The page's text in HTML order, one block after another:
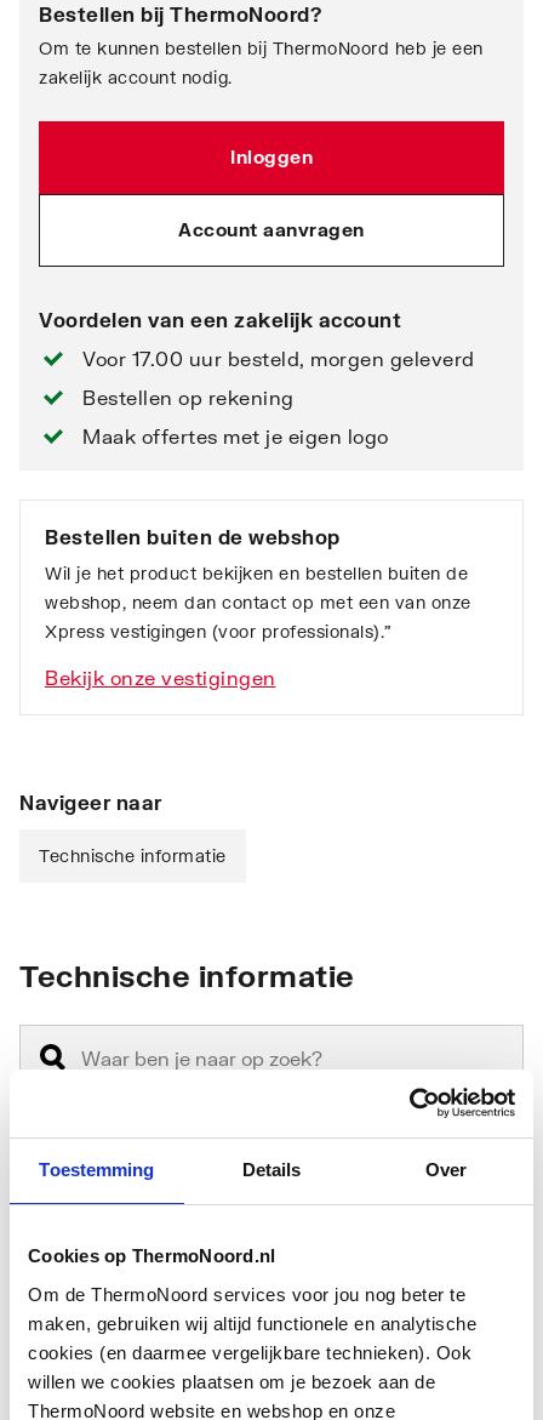
Toestemming Details Over
Cookies op ThermoNoord.nl
Om de ThermoNoord services voor jou nog beter te
maken, gebruiken wij altijd functionele en analytische
cookies (en daarmee vergelijkbare technieken). Ook
willen we cookies plaatsen om je bezoek aan de
ThermoNoord website en webshop en onze
Bestellen bij ThermoNoord?
Om te kunnen bestellen bij ThermoNoord heb je een
zakelijk account nodig.
Inloggen
Account aanvragen
Voordelen van een zakelijk account
Voor 17.00 uur besteld, morgen geleverd
Bestellen op rekening
Maak offertes met je eigen logo
Bestellen buiten de webshop
Wil je het product bekijken en bestellen buiten de
webshop, neem dan contact op met een van onze
Xpress vestigingen (voor professionals).”
Bekijk onze vestigingen
Navigeer naar
Technische informatie
Technische informatie
Voor tapwater Nee
Inhoud 600
Voordruk 0
Toon meer